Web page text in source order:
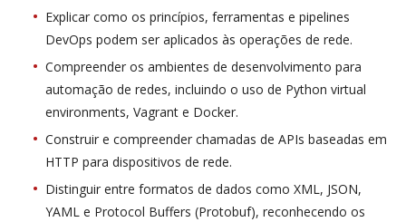
Explicar como os princípios, ferramentas e pipelines
DevOps podem ser aplicados às operações de rede.
Compreender os ambientes de desenvolvimento para
automação de redes, incluindo o uso de Python virtual
environments, Vagrant e Docker.
Construir e compreender chamadas de APIs baseadas em
HTTP para dispositivos de rede.
Distinguir entre formatos de dados como XML, JSON,
YAML e Protocol Buffers (Protobuf), reconhecendo os